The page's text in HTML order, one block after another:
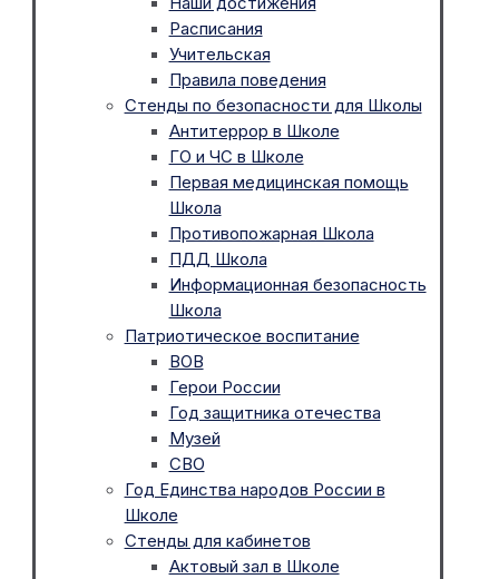
Расписания
Учительская
Правила поведения
Стенды по безопасности для Школы
Антитеррор в Школе
ГО и ЧС в Школе
Первая медицинская помощь
Школа
Противопожарная Школа
ПДД Школа
Информационная безопасность
Школа
Патриотическое воспитание
ВОВ
Герои России
Год защитника отечества
Музей
СВО
Год Единства народов России в
Школе
Стенды для кабинетов
Актовый зал в Школе